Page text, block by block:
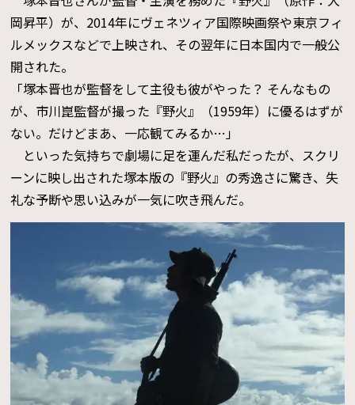
岡昇平）が、2014年にヴェネツィア国際映画祭や東京フィ
ルメックスなどで上映され、その翌年に日本国内で一般公
開された。
「塚本晋也が監督をして主役も彼がやった？ そんなもの
が、市川崑監督が撮った『野火』（1959年）に優るはずが
ない。だけどまあ、一応観てみるか…」
といった気持ちで劇場に足を運んだ私だったが、スクリ
ーンに映し出された塚本版の『野火』の秀逸さに驚き、失
礼な予断や思い込みが一気に吹き飛んだ。